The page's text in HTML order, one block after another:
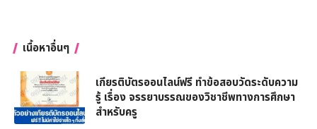
เนื้อหาอื่นๆ
เกียรติบัตรออนไลน์ฟรี ทำข้อสอบวัดระดับความ
รู้ เรื่อง จรรยาบรรณของวิชาชีพทางการศึกษา
สำหรับครู